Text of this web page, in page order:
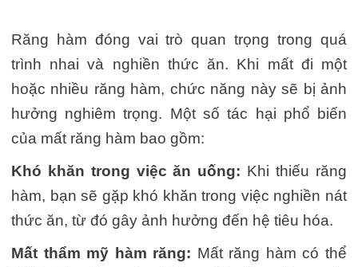
Răng hàm đóng vai trò quan trọng trong quá
trình nhai và nghiền thức ăn. Khi mất đi một
hoặc nhiều răng hàm, chức năng này sẽ bị ảnh
hưởng nghiêm trọng. Một số tác hại phổ biến
của mất răng hàm bao gồm:
Khó khăn trong việc ăn uống: Khi thiếu răng
hàm, bạn sẽ gặp khó khăn trong việc nghiền nát
thức ăn, từ đó gây ảnh hưởng đến hệ tiêu hóa.
Mất thẩm mỹ hàm răng: Mất răng hàm có thể